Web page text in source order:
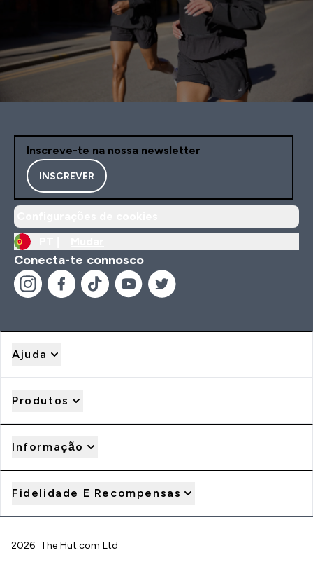
Inscreve-te na nossa newsletter
INSCREVER
Conecta-te connosco
Ajuda
Produtos
Informação
Fidelidade E Recompensas
2026 The Hut.com Ltd